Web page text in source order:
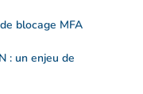
blocage MFA
: un enjeu de